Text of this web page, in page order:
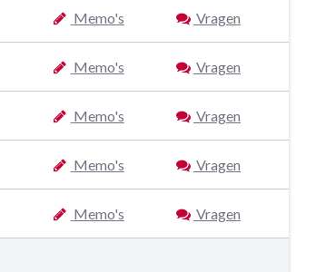
Memo's Vragen
Memo's Vragen
Memo's Vragen
Memo's Vragen
Memo's Vragen